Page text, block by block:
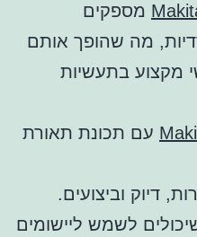
מספקים
מה שהופך אותם
מקצוע בתעשיות
עם תכונת תאורת
דיוק וביצועים.
לשמש ליישומים